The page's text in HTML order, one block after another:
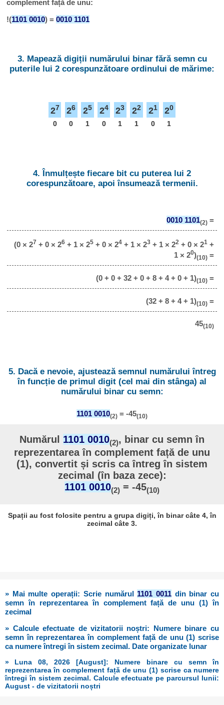
complement față de unu:
!(1101 0010) =0010 1101
3. Mapează digiții numărului binar fără semn cu
puterile lui 2 corespunzătoare ordinului de mărime:
27
0
26
0
25
1
24
0
23
1
22
1
21
0
20
1
4. Înmulțește fiecare bit cu puterea lui 2
corespunzătoare, apoi însumează termenii.
0010 1101(2)=
(0 × 27 + 0 × 26+ 1 × 25+ 0 × 24+ 1 × 23+ 1 × 22+ 0 × 21+
1 × 20)(10)=
(0 + 0 + 32 + 0 + 8 + 4 + 0 + 1)(10)=
(32 + 8 + 4 + 1)(10)=
45(10)
5. Dacă e nevoie, ajustează semnul numărului întreg
în funcție de primul digit (cel mai din stânga) al
numărului binar cu semn:
1101 0010(2) = -45(10)
Numărul 1101 0010(2), binar cu semn în
reprezentarea în complement față de unu
(1), convertit și scris ca întreg în sistem
zecimal (în baza zece):
1101 0010(2) = -45(10)
Spații au fost folosite pentru a grupa digiți, în binar câte 4, în
zecimal câte 3.
» Mai multe operații: Scrie numărul 1101 0011din binar cu
semn în reprezentarea în complement față de unu (1) în
zecimal
» Calcule efectuate de vizitatorii noștri: Numere binare cu
semn în reprezentarea în complement față de unu (1) scrise
ca numere întregi în sistem zecimal. Date organizate lunar
» Luna 08, 2026 [August]: Numere binare cu semn în
reprezentarea în complement față de unu (1) scrise ca numere
întregi în sistem zecimal. Calcule efectuate pe parcursul lunii:
August - de vizitatorii noștri